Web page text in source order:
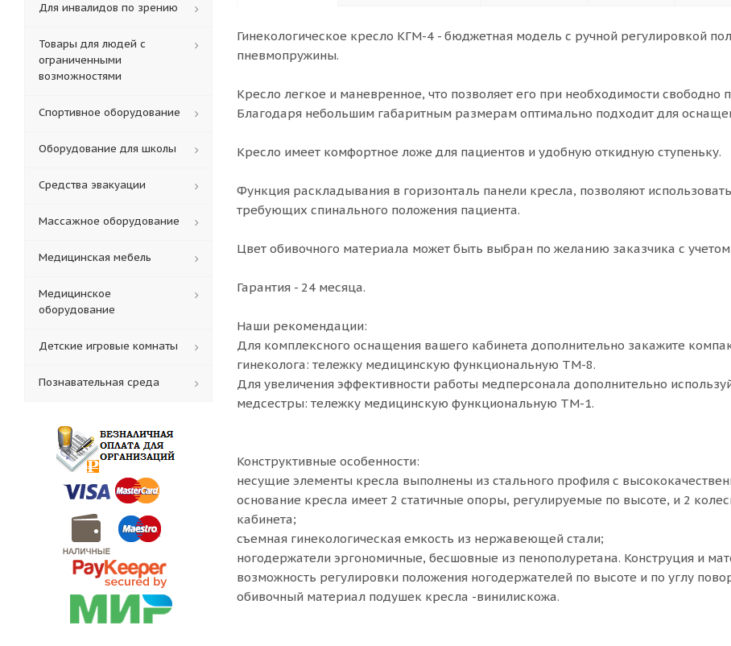
Гинекологическое кресло КГМ-4 - бюджетная модель с ручной регулировкой
пневмопружины.
Кресло легкое и маневренное, что позволяет его при необходимости
Благодаря небольшим габаритным размерам оптимально подходит для
Кресло имеет комфортное ложе для пациентов и удобную откидную ступеньку.
Функция раскладывания в горизонталь панели кресла, позволяют
требующих спинального положения пациента.
Цвет обивочного материала может быть выбран по желанию заказчика с
Гарантия - 24 месяца.
Наши рекомендации:
Для комплексного оснащения вашего кабинета дополнительно закажите
гинеколога: тележку медицинскую функциональную ТМ-8.
Для увеличения эффективности работы медперсонала дополнительно
медсестры: тележку медицинскую функциональную ТМ-1.
Конструктивные особенности:
несущие элементы кресла выполнены из стального профиля с
основание кресла имеет 2 статичные опоры, регулируемые по высоте, и 2
кабинета;
съемная гинекологическая емкость из нержавеющей стали;
ногодержатели эргономичные, бесшовные из пенополуретана. Конструция и
возможность регулировки положения ногодержателей по высоте и по углу
обивочный материал подушек кресла -винилискожа.
Для инвалидов по зрению
Товары для людей с
ограниченными
возможностями
Спортивное оборудование
Оборудование для школы
Средства эвакуации
Массажное оборудование
Медицинская мебель
Медицинское
оборудование
Детские игровые комнаты
Познавательная среда